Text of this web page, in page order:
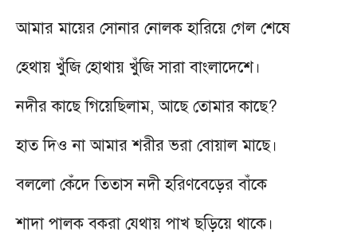
আমার মায়ের সোনার নোলক হারিয়ে গেল শেষে
হেথায় খুঁজি হোথায় খুঁজি সারা বাংলাদেশে।
নদীর কাছে গিয়েছিলাম, আছে তোমার কাছে?
হাত দিও না আমার শরীর ভরা বোয়াল মাছে।
বললো কেঁদে তিতাস নদী হরিণবেড়ের বাঁকে
শাদা পালক বকরা যেথায় পাখ ছড়িয়ে থাকে।